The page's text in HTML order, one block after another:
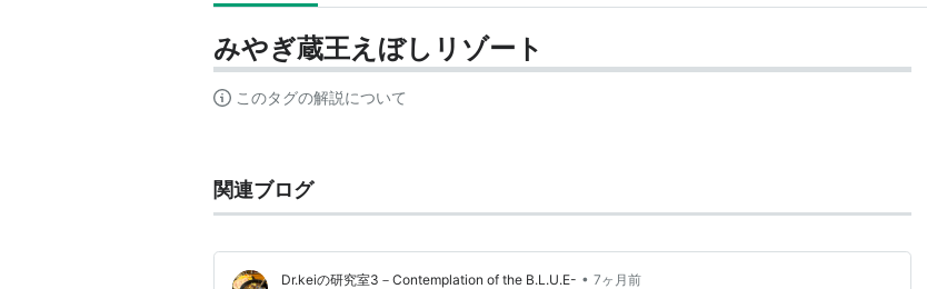
みやぎ蔵王えぼしリゾート
このタグの解説について
関連ブログ
Dr.keiの研究室3－Contemplation of the B.L.U.E- • 7ヶ月前